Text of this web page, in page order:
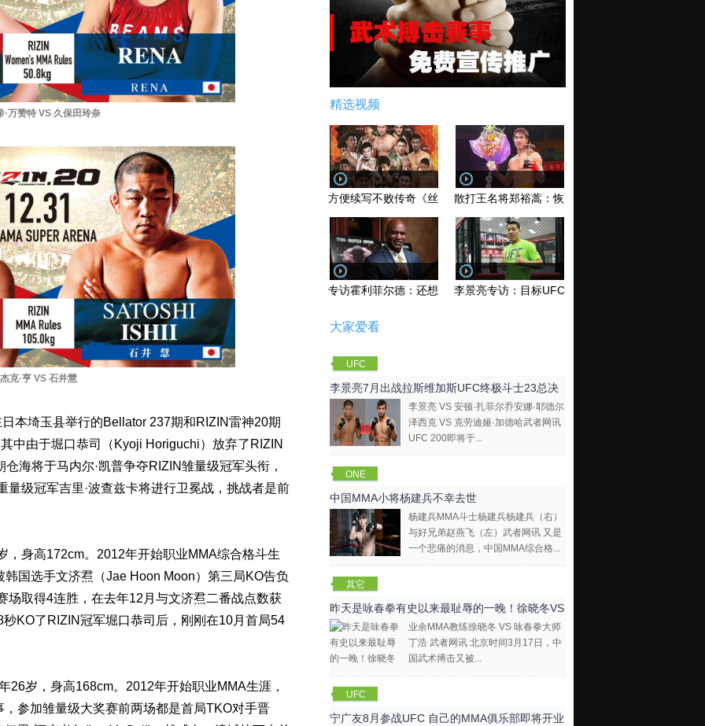
·万赞特 VS 久保田玲奈
杰克·亨 VS 石井慧
埼玉县举行的Bellator 237期和RIZIN雷神20期
中由于堀口恭司（Kyoji Horiguchi）放弃了RIZIN
海将于马内尔·凯普争夺RIZIN雏量级冠军头衔，
级冠军吉里·波查兹卡将进行卫冕战，挑战者是前
身高172cm。2012年开始职业MMA综合格斗生
国选手文济焄（Jae Hoon Moon）第三局KO告负
场取得4连胜，在去年12月与文济焄二番战点数获
KO了RIZIN冠军堀口恭司后，刚刚在10月首局54
岁，身高168cm。2012年开始职业MMA生涯，
参加雏量级大奖赛前两场都是首局TKO对手晋
精选视频
方便续写不败传奇《丝路英雄》太原站全场视频
散打王名将郑裕蒿：恢复训练 有望回归擂台
专访霍利菲尔德：还想再和泰森干一架！李景亮专访：目标UFC金腰带 不做打酱油
大家爱看
UFC
李景亮7月出战拉斯维加斯UFC终极斗士23总决
李景亮 VS 安顿·扎菲尔乔安娜·耶德尔
泽西克 VS 克劳迪娅·加德哈武者网讯
UFC 200即将于...
ONE
Champions
hip
中国MMA小将杨建兵不幸去世
杨建兵MMA斗士杨建兵杨建兵（右）
与好兄弟赵燕飞（左）武者网讯 又是
一个悲痛的消息，中国MMA综合格...
其它
昨天是咏春拳有史以来最耻辱的一晚！徐晓冬VS
咏春拳大师
业余MMA教练徐晓冬 VS 咏春拳大师
丁浩 武者网讯 北京时间3月17日，中
国武术搏击又被...
UFC
宁广友8月参战UFC 自己的MMA俱乐部即将开业